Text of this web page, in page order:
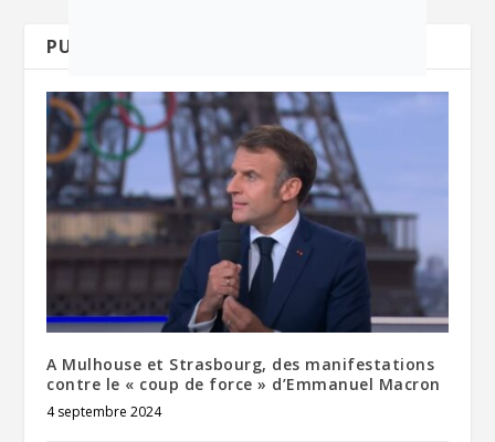
PUBLICATIONS APPARENTÉES
A Mulhouse et Strasbourg, des manifestations
contre le « coup de force » d’Emmanuel Macron
4 septembre 2024